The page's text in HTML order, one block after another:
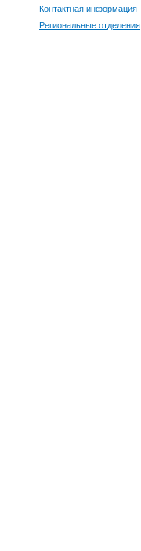
Контактная информация
Региональные отделения